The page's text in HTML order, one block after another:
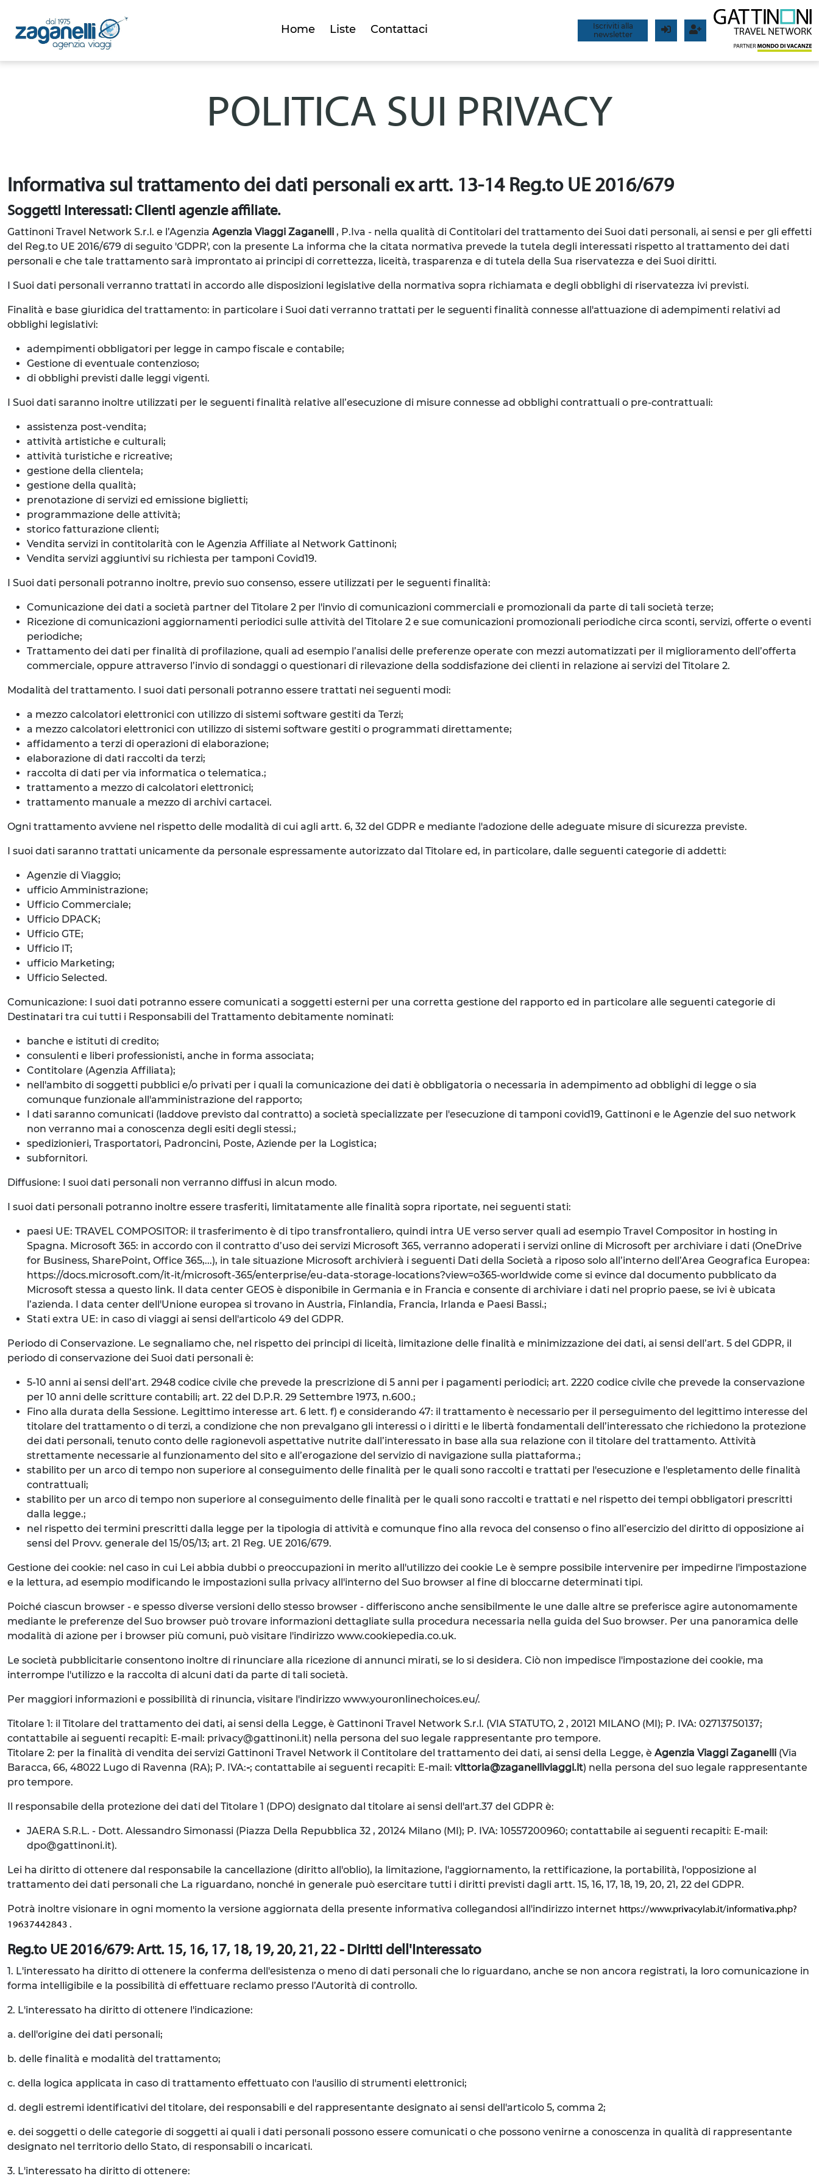
Home Liste Contattaci
Iscriviti alla
newsletter
Registrati
POLITICA SUI PRIVACY
Informativa sul trattamento dei dati personali ex artt. 13-14 Reg.to UE 2016/679
Soggetti Interessati: Clienti agenzie affiliate.
Gattinoni Travel Network S.r.l. e l’Agenzia Agenzia Viaggi Zaganelli , P.Iva - nella qualità di Contitolari del trattamento dei Suoi dati personali, ai sensi e per gli effetti
del Reg.to UE 2016/679 di seguito 'GDPR', con la presente La informa che la citata normativa prevede la tutela degli interessati rispetto al trattamento dei dati
personali e che tale trattamento sarà improntato ai principi di correttezza, liceità, trasparenza e di tutela della Sua riservatezza e dei Suoi diritti.
I Suoi dati personali verranno trattati in accordo alle disposizioni legislative della normativa sopra richiamata e degli obblighi di riservatezza ivi previsti.
Finalità e base giuridica del trattamento: in particolare i Suoi dati verranno trattati per le seguenti finalità connesse all'attuazione di adempimenti relativi ad
obblighi legislativi:
adempimenti obbligatori per legge in campo fiscale e contabile;
Gestione di eventuale contenzioso;
di obblighi previsti dalle leggi vigenti.
I Suoi dati saranno inoltre utilizzati per le seguenti finalità relative all’esecuzione di misure connesse ad obblighi contrattuali o pre-contrattuali:
assistenza post-vendita;
attività artistiche e culturali;
attività turistiche e ricreative;
gestione della clientela;
gestione della qualità;
prenotazione di servizi ed emissione biglietti;
programmazione delle attività;
storico fatturazione clienti;
Vendita servizi in contitolarità con le Agenzia Affiliate al Network Gattinoni;
Vendita servizi aggiuntivi su richiesta per tamponi Covid19.
I Suoi dati personali potranno inoltre, previo suo consenso, essere utilizzati per le seguenti finalità:
Comunicazione dei dati a società partner del Titolare 2 per l'invio di comunicazioni commerciali e promozionali da parte di tali società terze;
Ricezione di comunicazioni aggiornamenti periodici sulle attività del Titolare 2 e sue comunicazioni promozionali periodiche circa sconti, servizi, offerte o eventi
periodiche;
Trattamento dei dati per finalità di profilazione, quali ad esempio l’analisi delle preferenze operate con mezzi automatizzati per il miglioramento dell’offerta
commerciale, oppure attraverso l’invio di sondaggi o questionari di rilevazione della soddisfazione dei clienti in relazione ai servizi del Titolare 2.
Modalità del trattamento. I suoi dati personali potranno essere trattati nei seguenti modi:
a mezzo calcolatori elettronici con utilizzo di sistemi software gestiti da Terzi;
a mezzo calcolatori elettronici con utilizzo di sistemi software gestiti o programmati direttamente;
affidamento a terzi di operazioni di elaborazione;
elaborazione di dati raccolti da terzi;
raccolta di dati per via informatica o telematica.;
trattamento a mezzo di calcolatori elettronici;
trattamento manuale a mezzo di archivi cartacei.
Ogni trattamento avviene nel rispetto delle modalità di cui agli artt. 6, 32 del GDPR e mediante l'adozione delle adeguate misure di sicurezza previste.
I suoi dati saranno trattati unicamente da personale espressamente autorizzato dal Titolare ed, in particolare, dalle seguenti categorie di addetti:
Agenzie di Viaggio;
ufficio Amministrazione;
Ufficio Commerciale;
Ufficio DPACK;
Ufficio GTE;
Ufficio IT;
ufficio Marketing;
Ufficio Selected.
Comunicazione: I suoi dati potranno essere comunicati a soggetti esterni per una corretta gestione del rapporto ed in particolare alle seguenti categorie di
Destinatari tra cui tutti i Responsabili del Trattamento debitamente nominati:
banche e istituti di credito;
consulenti e liberi professionisti, anche in forma associata;
Contitolare (Agenzia Affiliata);
nell'ambito di soggetti pubblici e/o privati per i quali la comunicazione dei dati è obbligatoria o necessaria in adempimento ad obblighi di legge o sia
comunque funzionale all'amministrazione del rapporto;
I dati saranno comunicati (laddove previsto dal contratto) a società specializzate per l'esecuzione di tamponi covid19, Gattinoni e le Agenzie del suo network
non verranno mai a conoscenza degli esiti degli stessi.;
spedizionieri, Trasportatori, Padroncini, Poste, Aziende per la Logistica;
subfornitori.
Diffusione: I suoi dati personali non verranno diffusi in alcun modo.
I suoi dati personali potranno inoltre essere trasferiti, limitatamente alle finalità sopra riportate, nei seguenti stati:
paesi UE: TRAVEL COMPOSITOR: il trasferimento è di tipo transfrontaliero, quindi intra UE verso server quali ad esempio Travel Compositor in hosting in
Spagna. Microsoft 365: in accordo con il contratto d’uso dei servizi Microsoft 365, verranno adoperati i servizi online di Microsoft per archiviare i dati (OneDrive
for Business, SharePoint, Office 365,...), in tale situazione Microsoft archivierà i seguenti Dati della Società a riposo solo all’interno dell’Area Geografica Europea:
https://docs.microsoft.com/it-it/microsoft-365/enterprise/eu-data-storage-locations?view=o365-worldwide come si evince dal documento pubblicato da
Microsoft stessa a questo link. Il data center GEOS è disponibile in Germania e in Francia e consente di archiviare i dati nel proprio paese, se ivi è ubicata
l’azienda. I data center dell'Unione europea si trovano in Austria, Finlandia, Francia, Irlanda e Paesi Bassi.;
Stati extra UE: in caso di viaggi ai sensi dell'articolo 49 del GDPR.
Periodo di Conservazione. Le segnaliamo che, nel rispetto dei principi di liceità, limitazione delle finalità e minimizzazione dei dati, ai sensi dell’art. 5 del GDPR, il
periodo di conservazione dei Suoi dati personali è:
5-10 anni ai sensi dell’art. 2948 codice civile che prevede la prescrizione di 5 anni per i pagamenti periodici; art. 2220 codice civile che prevede la conservazione
per 10 anni delle scritture contabili; art. 22 del D.P.R. 29 Settembre 1973, n.600.;
Fino alla durata della Sessione. Legittimo interesse art. 6 lett. f) e considerando 47: il trattamento è necessario per il perseguimento del legittimo interesse del
titolare del trattamento o di terzi, a condizione che non prevalgano gli interessi o i diritti e le libertà fondamentali dell’interessato che richiedono la protezione
dei dati personali, tenuto conto delle ragionevoli aspettative nutrite dall’interessato in base alla sua relazione con il titolare del trattamento. Attività
strettamente necessarie al funzionamento del sito e all’erogazione del servizio di navigazione sulla piattaforma.;
stabilito per un arco di tempo non superiore al conseguimento delle finalità per le quali sono raccolti e trattati per l'esecuzione e l'espletamento delle finalità
contrattuali;
stabilito per un arco di tempo non superiore al conseguimento delle finalità per le quali sono raccolti e trattati e nel rispetto dei tempi obbligatori prescritti
dalla legge.;
nel rispetto dei termini prescritti dalla legge per la tipologia di attività e comunque fino alla revoca del consenso o fino all’esercizio del diritto di opposizione ai
sensi del Provv. generale del 15/05/13; art. 21 Reg. UE 2016/679.
Gestione dei cookie: nel caso in cui Lei abbia dubbi o preoccupazioni in merito all'utilizzo dei cookie Le è sempre possibile intervenire per impedirne l'impostazione
e la lettura, ad esempio modificando le impostazioni sulla privacy all'interno del Suo browser al fine di bloccarne determinati tipi.
Poiché ciascun browser - e spesso diverse versioni dello stesso browser - differiscono anche sensibilmente le une dalle altre se preferisce agire autonomamente
mediante le preferenze del Suo browser può trovare informazioni dettagliate sulla procedura necessaria nella guida del Suo browser. Per una panoramica delle
modalità di azione per i browser più comuni, può visitare l'indirizzo www.cookiepedia.co.uk.
Le società pubblicitarie consentono inoltre di rinunciare alla ricezione di annunci mirati, se lo si desidera. Ciò non impedisce l'impostazione dei cookie, ma
interrompe l'utilizzo e la raccolta di alcuni dati da parte di tali società.
Per maggiori informazioni e possibilità di rinuncia, visitare l'indirizzo www.youronlinechoices.eu/.
Titolare 1: il Titolare del trattamento dei dati, ai sensi della Legge, è Gattinoni Travel Network S.r.l. (VIA STATUTO, 2 , 20121 MILANO (MI); P. IVA: 02713750137;
contattabile ai seguenti recapiti: E-mail: privacy@gattinoni.it) nella persona del suo legale rappresentante pro tempore.
Titolare 2: per la finalità di vendita dei servizi Gattinoni Travel Network il Contitolare del trattamento dei dati, ai sensi della Legge, è Agenzia Viaggi Zaganelli (Via
Baracca, 66, 48022 Lugo di Ravenna (RA); P. IVA:-; contattabile ai seguenti recapiti: E-mail: vittoria@zaganelliviaggi.it) nella persona del suo legale rappresentante
pro tempore.
Il responsabile della protezione dei dati del Titolare 1 (DPO) designato dal titolare ai sensi dell'art.37 del GDPR è:
JAERA S.R.L. - Dott. Alessandro Simonassi (Piazza Della Repubblica 32 , 20124 Milano (MI); P. IVA: 10557200960; contattabile ai seguenti recapiti: E-mail:
dpo@gattinoni.it).
Lei ha diritto di ottenere dal responsabile la cancellazione (diritto all'oblio), la limitazione, l'aggiornamento, la rettificazione, la portabilità, l'opposizione al
trattamento dei dati personali che La riguardano, nonché in generale può esercitare tutti i diritti previsti dagli artt. 15, 16, 17, 18, 19, 20, 21, 22 del GDPR.
Potrà inoltre visionare in ogni momento la versione aggiornata della presente informativa collegandosi all'indirizzo internet https://www.privacylab.it/informativa.php?
19637442843 .
Reg.to UE 2016/679: Artt. 15, 16, 17, 18, 19, 20, 21, 22 - Diritti dell'Interessato
1. L'interessato ha diritto di ottenere la conferma dell'esistenza o meno di dati personali che lo riguardano, anche se non ancora registrati, la loro comunicazione in
forma intelligibile e la possibilità di effettuare reclamo presso l’Autorità di controllo.
2. L'interessato ha diritto di ottenere l'indicazione:
a. dell'origine dei dati personali;
b. delle finalità e modalità del trattamento;
c. della logica applicata in caso di trattamento effettuato con l'ausilio di strumenti elettronici;
d. degli estremi identificativi del titolare, dei responsabili e del rappresentante designato ai sensi dell'articolo 5, comma 2;
e. dei soggetti o delle categorie di soggetti ai quali i dati personali possono essere comunicati o che possono venirne a conoscenza in qualità di rappresentante
designato nel territorio dello Stato, di responsabili o incaricati.
3. L'interessato ha diritto di ottenere: